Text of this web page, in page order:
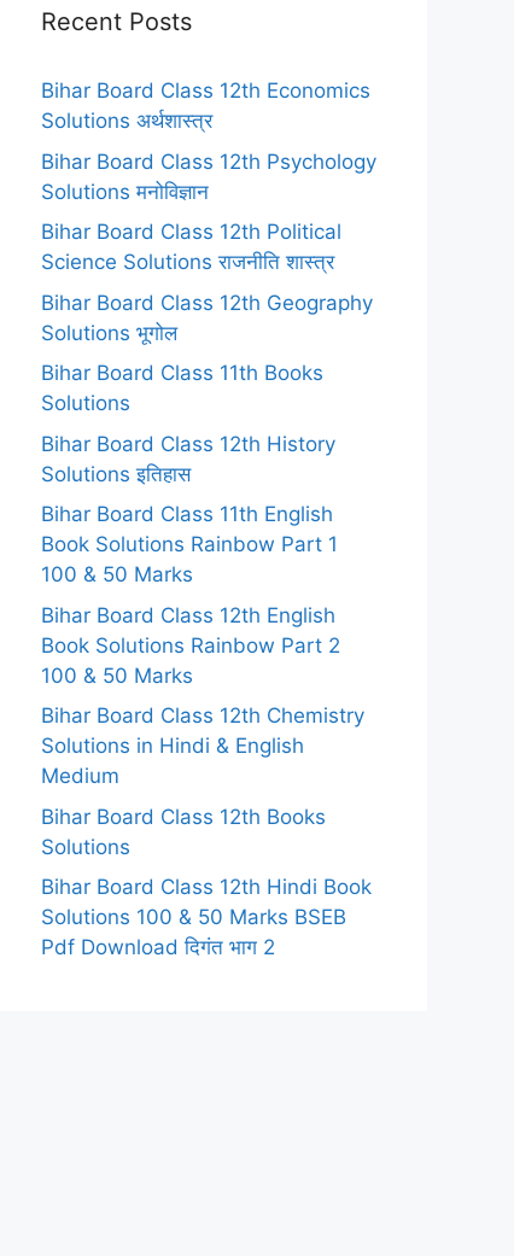
Recent Posts
Bihar Board Class 12th Economics
Solutions अर्थशास्त्र
Bihar Board Class 12th Psychology
Solutions मनोविज्ञान
Bihar Board Class 12th Political
Science Solutions राजनीति शास्त्र
Bihar Board Class 12th Geography
Solutions भूगोल
Bihar Board Class 11th Books
Solutions
Bihar Board Class 12th History
Solutions इतिहास
Bihar Board Class 11th English
Book Solutions Rainbow Part 1
100 & 50 Marks
Bihar Board Class 12th English
Book Solutions Rainbow Part 2
100 & 50 Marks
Bihar Board Class 12th Chemistry
Solutions in Hindi & English
Medium
Bihar Board Class 12th Books
Solutions
Bihar Board Class 12th Hindi Book
Solutions 100 & 50 Marks BSEB
Pdf Download दिगंत भाग 2